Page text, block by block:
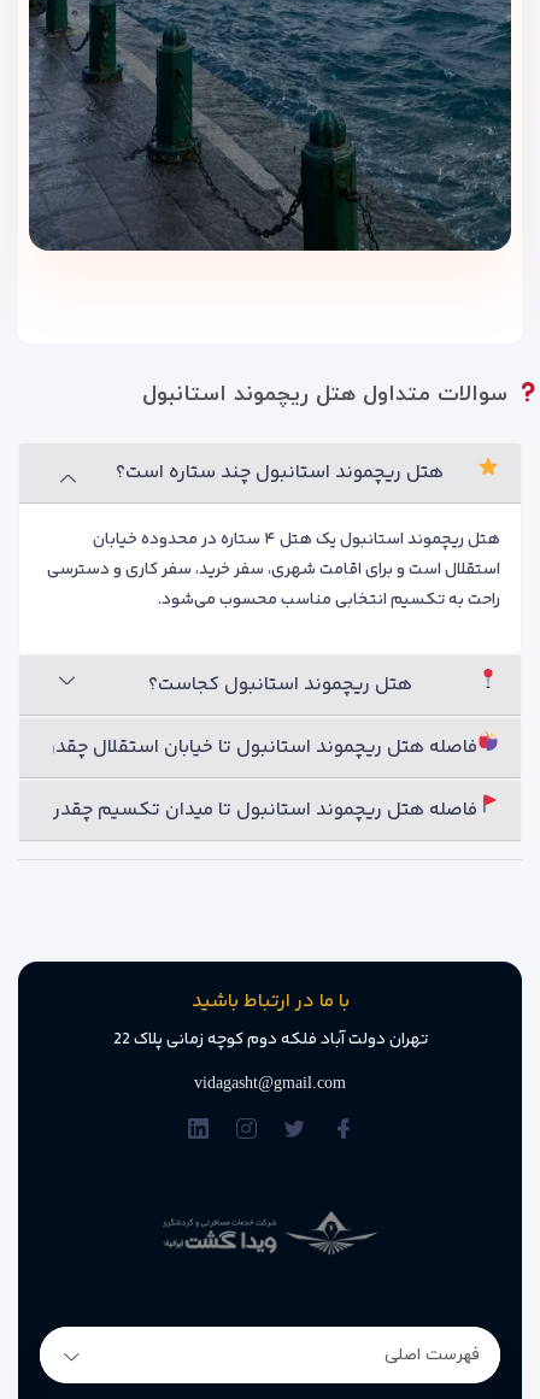
سوالات متداول هتل ریچموند استانبول
هتل ریچموند استانبول چند ستاره است؟
هتل ریچموند استانبول یک هتل ۴ ستاره در محدوده خیابان
استقلال است و برای اقامت شهری، سفر خرید، سفر کاری و دسترسی
راحت به تکسیم انتخابی مناسب محسوب می‌شود.
هتل ریچموند استانبول کجاست؟
فاصله هتل ریچموند استانبول تا خیابان استقلال چقدر
فاصله هتل ریچموند استانبول تا میدان تکسیم چقدر است؟
با ما در ارتباط باشید
تهران دولت آباد فلکه دوم کوچه زمانی پلاک 22
vidagasht@gmail.com
فهرست اصلی